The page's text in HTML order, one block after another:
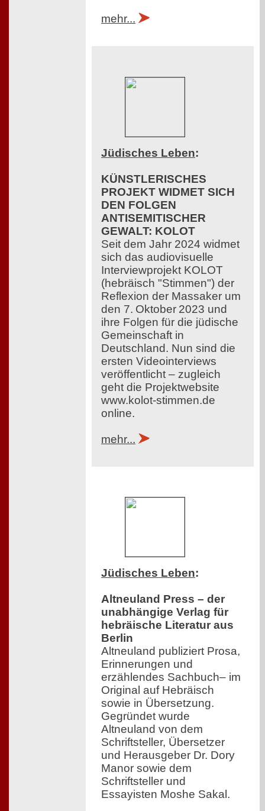
mehr...
Jüdisches Leben:
KÜNSTLERISCHES
PROJEKT WIDMET SICH
DEN FOLGEN
ANTISEMITISCHER
GEWALT: KOLOT
Seit dem Jahr 2024 widmet
sich das audiovisuelle
Interviewprojekt KOLOT
(hebräisch "Stimmen") der
Reflexion der Massaker um
den 7. Oktober 2023 und
ihre Folgen für die jüdische
Gemeinschaft in
Deutschland. Nun sind die
ersten Videointerviews
veröffentlicht – zugleich
geht die Projektwebsite
www.kolot-stimmen.de
online.
mehr...
Jüdisches Leben:
Altneuland Press – der
unabhängige Verlag für
hebräische Literatur aus
Berlin
Altneuland publiziert Prosa,
Erinnerungen und
erzählendes Sachbuch– im
Original auf Hebräisch
sowie in Übersetzung.
Gegründet wurde
Altneuland von dem
Schriftsteller, Übersetzer
und Herausgeber Dr. Dory
Manor sowie dem
Schriftsteller und
Essayisten Moshe Sakal.